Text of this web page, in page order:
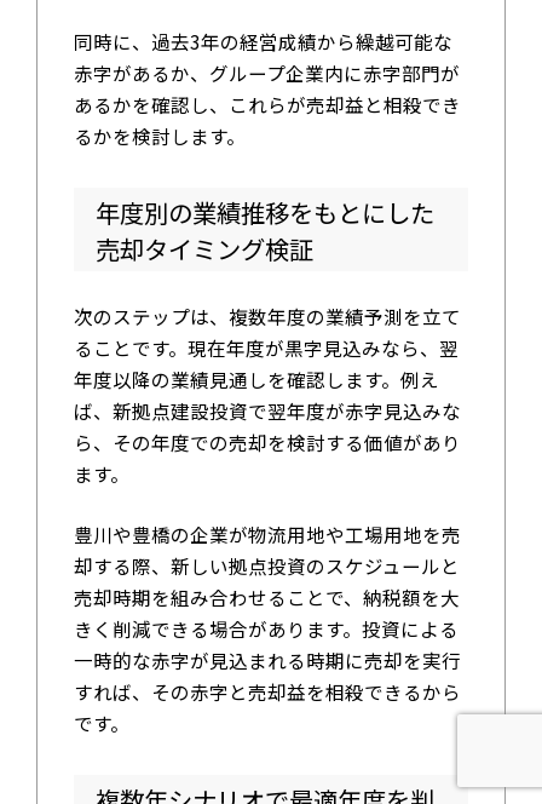
同時に、過去3年の経営成績から繰越可能な
赤字があるか、グループ企業内に赤字部門が
あるかを確認し、これらが売却益と相殺でき
るかを検討します。
年度別の業績推移をもとにした
売却タイミング検証
次のステップは、複数年度の業績予測を立て
ることです。現在年度が黒字見込みなら、翌
年度以降の業績見通しを確認します。例え
ば、新拠点建設投資で翌年度が赤字見込みな
ら、その年度での売却を検討する価値があり
ます。
豊川や豊橋の企業が物流用地や工場用地を売
却する際、新しい拠点投資のスケジュールと
売却時期を組み合わせることで、納税額を大
きく削減できる場合があります。投資による
一時的な赤字が見込まれる時期に売却を実行
すれば、その赤字と売却益を相殺できるから
です。